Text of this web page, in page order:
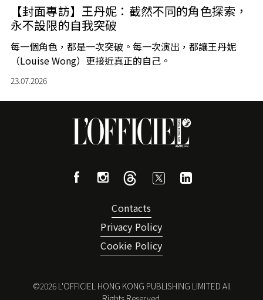
【封面專訪】王丹妮：截然不同的角色探索，
永不設限的自我突破
每一個角色，都是一次突破。每一次演出，都讓王丹妮
（Louise Wong）更接近真正的自己。
23.07.2026
Contacts
Privacy Policy
Cookie Policy
©2026L'OFFICIEL HONG KONG PUBLISHING LIMITED All